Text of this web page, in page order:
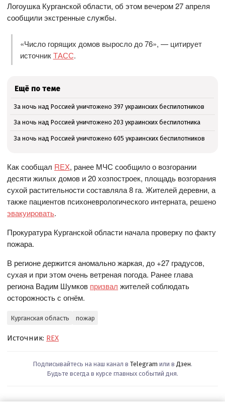
Логоушка Курганской области, об этом вечером 27 апреля
сообщили экстренные службы.
«Число горящих домов выросло до 76», — цитирует
источникТАСС.
Ещё по теме
За ночь над Россией уничтожено 397 украинских беспилотников
За ночь над Россией уничтожено 203 украинских беспилотника
За ночь над Россией уничтожено 605 украинских беспилотников
Как сообщал REX, ранее МЧС сообщило о возгорании
десяти жилых домов и 20 хозпостроек, площадь возгорания
сухой растительности составляла 8 га. Жителей деревни, а
также пациентов психоневрологического интерната, решено
эвакуировать.
Прокуратура Курганской области начала проверку по факту
пожара.
В регионе держится аномально жаркая, до +27 градусов,
сухая и при этом очень ветреная погода. Ранее глава
региона Вадим Шумков призвал жителей соблюдать
осторожность с огнём.
Курганская область пожар
Источник: REX
Подписывайтесь на наш канал в Telegram или в Дзен.
Будьте всегда в курсе главных событий дня.